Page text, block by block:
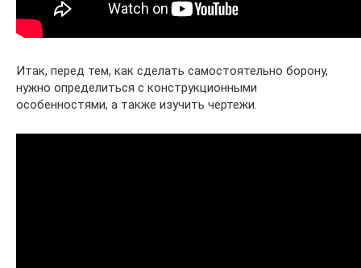
Итак, перед тем, как сделать самостоятельно борону,
нужно определиться с конструкционными
особенностями, а также изучить чертежи.